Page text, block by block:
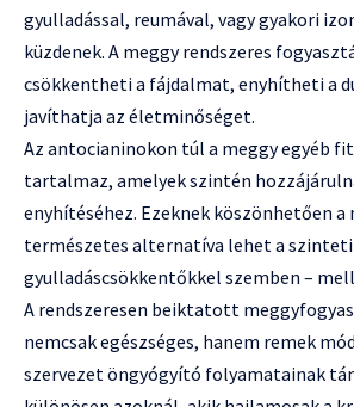
gyulladással, reumával, vagy gyakori
küzdenek. A meggy rendszeres
csökkentheti a fájdalmat, enyhítheti a
javíthatja az életminőséget.
Az antocianinokon túl a meggy egyéb
tartalmaz, amelyek szintén
enyhítéséhez. Ezeknek köszönhetően a
természetes alternatíva lehet a
gyulladáscsökkentőkkel szemben –
A rendszeresen beiktatott
nemcsak egészséges, hanem remek
szervezet öngyógyító folyamatainak